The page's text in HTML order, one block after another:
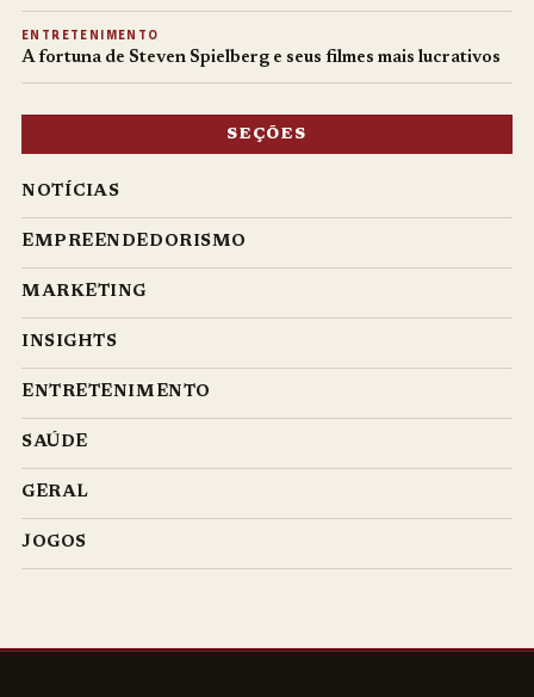
ENTRETENIMENTO
A fortuna de Steven Spielberg e seus filmes mais lucrativos
SEÇÕES
NOTÍCIAS
EMPREENDEDORISMO
MARKETING
INSIGHTS
ENTRETENIMENTO
SAÚDE
GERAL
JOGOS